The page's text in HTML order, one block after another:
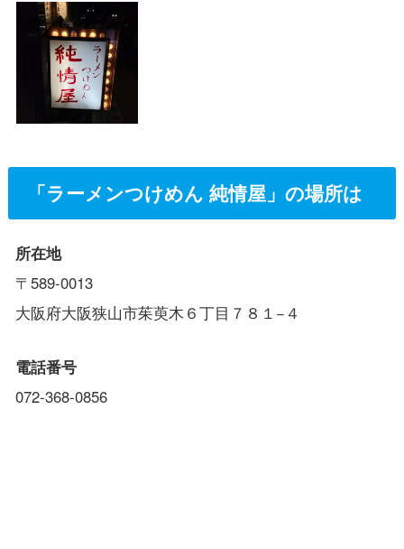
「ラーメンつけめん 純情屋」の場所は
所在地
〒589-0013
大阪府大阪狭山市茱萸木６丁目７８１−４
電話番号
072-368-0856